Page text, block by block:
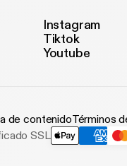
Instagram
Tiktok
Youtube
de contenidoTérminos
SSL